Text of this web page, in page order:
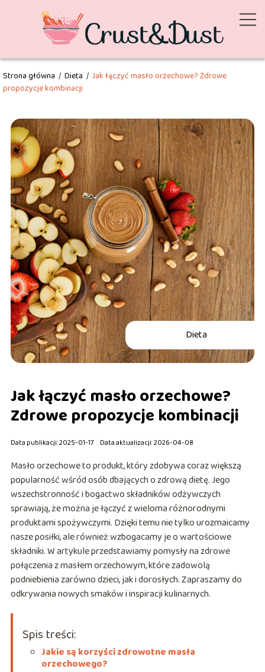
Strona główna / Dieta / Jak łączyć masło orzechowe? Zdrowe
propozycje kombinacji
Dieta
Jak łączyć masło orzechowe?
Zdrowe propozycje kombinacji
Data publikacji: 2025-01-17 Data aktualizacji: 2026-04-08
Masło orzechowe to produkt, który zdobywa coraz większą
popularność wśród osób dbających o zdrową dietę. Jego
wszechstronność i bogactwo składników odżywczych
sprawiają, że można je łączyć z wieloma różnorodnymi
produktami spożywczymi. Dzięki temu nie tylko urozmaicamy
nasze posiłki, ale również wzbogacamy je o wartościowe
składniki. W artykule przedstawiamy pomysły na zdrowe
połączenia z masłem orzechowym, które zadowolą
podniebienia zarówno dzieci, jak i dorosłych. Zapraszamy do
odkrywania nowych smaków i inspiracji kulinarnych.
Spis treści:
Jakie są korzyści zdrowotne masła
orzechowego?